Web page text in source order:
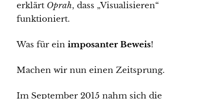
erklärt Oprah, dass „Visualisieren“
funktioniert.
Was für ein imposanter Beweis!
Machen wir nun einen Zeitsprung.
Im September 2015 nahm sich die